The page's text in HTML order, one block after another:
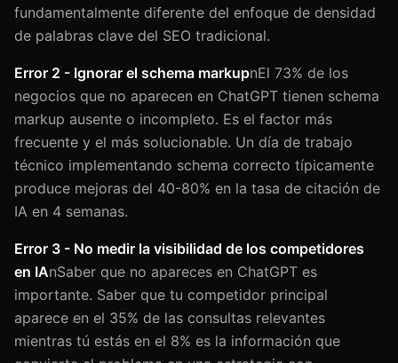
fundamentalmente diferente del enfoque de densidad
de palabras clave del SEO tradicional.
Error 2 - Ignorar el schema markupnEl 73% de los
negocios que no aparecen en ChatGPT tienen schema
markup ausente o incompleto. Es el factor más
frecuente y el más solucionable. Un día de trabajo
técnico implementando schema correcto típicamente
produce mejoras del 40-80% en la tasa de citación de
IA en 4 semanas.
Error 3 - No medir la visibilidad de los competidores
en IAnSaber que no apareces en ChatGPT es
importante. Saber que tu competidor principal
aparece en el 35% de las consultas relevantes
mientras tú estás en el 8% es la información que